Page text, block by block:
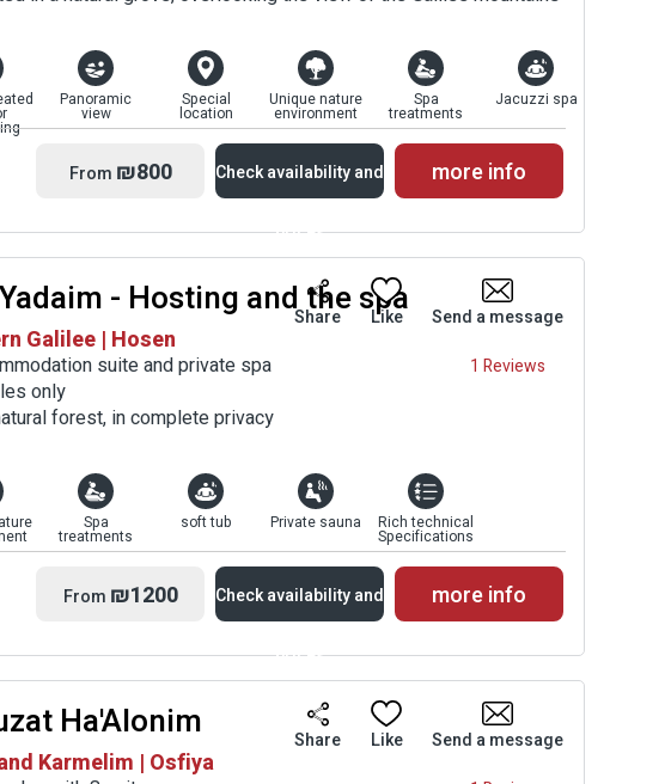
Panoramic
view
Special
location
Unique nature
environment
Spa
treatments
Jacuzzi spa
From ₪800 Check availability and
prices
Availability and
more info
- Hosting and the spa
Galilee | Hosen
1 Reviews
suite and private spa
only
forest, in complete privacy
Share Like Send a message
Spa
treatments
soft tub Private sauna Rich technical
Specifications
From ₪1200 Check availability and
prices
Availability and
more info
Ha'Alonim
Karmelim | Osfiya
Share Like Send a message